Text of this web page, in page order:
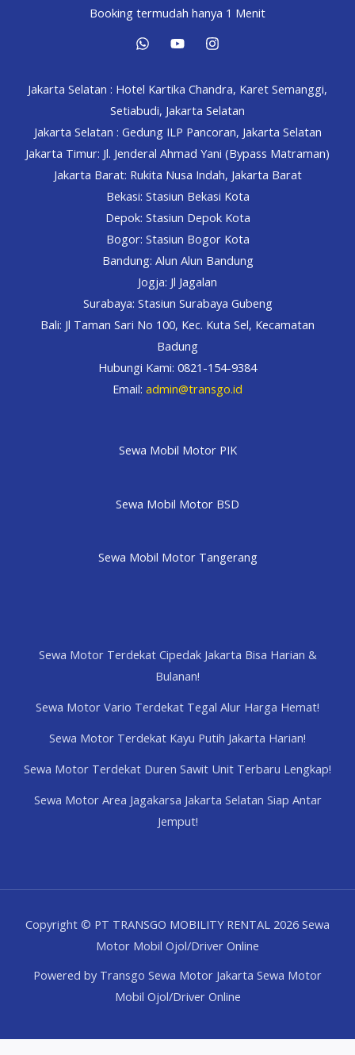
Booking termudah hanya 1 Menit
Jakarta Selatan : Hotel Kartika Chandra, Karet Semanggi,
Setiabudi, Jakarta Selatan
Jakarta Selatan : Gedung ILP Pancoran, Jakarta Selatan
Jakarta Timur: Jl. Jenderal Ahmad Yani (Bypass Matraman)
Jakarta Barat: Rukita Nusa Indah, Jakarta Barat
Bekasi: Stasiun Bekasi Kota
Depok: Stasiun Depok Kota
Bogor: Stasiun Bogor Kota
Bandung: Alun Alun Bandung
Jogja: Jl Jagalan
Surabaya: Stasiun Surabaya Gubeng
Bali: Jl Taman Sari No 100, Kec. Kuta Sel, Kecamatan
Badung
Hubungi Kami: 0821-154-9384
Email: admin@transgo.id
Sewa Mobil Motor PIK
Sewa Mobil Motor BSD
Sewa Mobil Motor Tangerang
Sewa Motor Terdekat Cipedak Jakarta Bisa Harian &
Bulanan!
Sewa Motor Vario Terdekat Tegal Alur Harga Hemat!
Sewa Motor Terdekat Kayu Putih Jakarta Harian!
Sewa Motor Terdekat Duren Sawit Unit Terbaru Lengkap!
Sewa Motor Area Jagakarsa Jakarta Selatan Siap Antar
Jemput!
Copyright © PT TRANSGO MOBILITY RENTAL 2026 Sewa
Motor Mobil Ojol/Driver Online
Powered by Transgo Sewa Motor Jakarta Sewa Motor
Mobil Ojol/Driver Online